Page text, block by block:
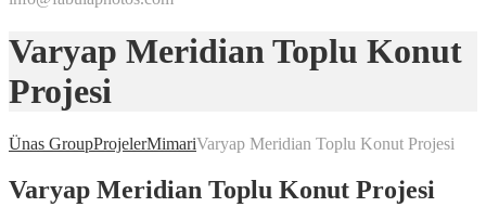
Varyap Meridian Toplu Konut
Projesi
Ünas GroupProjelerMimariVaryap Meridian Toplu Konut Projesi
Varyap Meridian Toplu Konut Projesi